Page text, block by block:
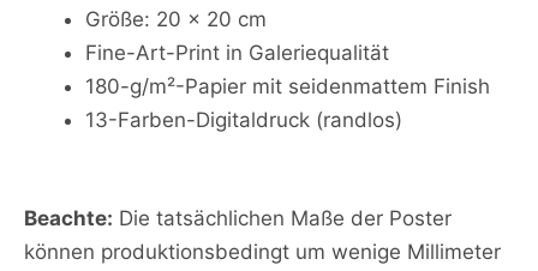
Größe: 20 x 20 cm
Fine-Art-Print in Galeriequalität
180-g/m²-Papier mit seidenmattem Finish
13-Farben-Digitaldruck (randlos)
Beachte: Die tatsächlichen Maße der Poster
können produktionsbedingt um wenige Millimeter